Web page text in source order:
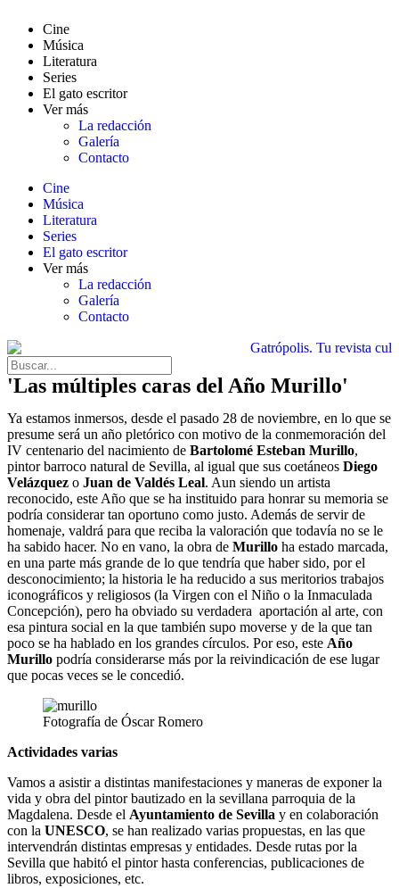
Cine
Música
Literatura
Series
El gato escritor
Ver más
La redacción
Galería
Contacto
Cine
Música
Literatura
Series
El gato escritor
Ver más
La redacción
Galería
Contacto
'Las múltiples caras del Año Murillo'
Ya estamos inmersos, desde el pasado 28 de noviembre, en lo que se
presume será un año pletórico con motivo de la conmemoración del
IV centenario del nacimiento de Bartolomé Esteban Murillo,
pintor barroco natural de Sevilla, al igual que sus coetáneos Diego
Velázquez o Juan de Valdés Leal. Aun siendo un artista
reconocido, este Año que se ha instituido para honrar su memoria se
podría considerar tan oportuno como justo. Además de servir de
homenaje, valdrá para que reciba la valoración que todavía no se le
ha sabido hacer. No en vano, la obra de Murillo ha estado marcada,
en una parte más grande de lo que tendría que haber sido, por el
desconocimiento; la historia le ha reducido a sus meritorios trabajos
iconográficos y religiosos (la Virgen con el Niño o la Inmaculada
Concepción), pero ha obviado su verdadera aportación al arte, con
esa pintura social en la que también supo moverse y de la que tan
poco se ha hablado en los grandes círculos. Por eso, este Año
Murillo podría considerarse más por la reivindicación de ese lugar
que pocas veces se le concedió.
Fotografía de Óscar Romero
Actividades varias
Vamos a asistir a distintas manifestaciones y maneras de exponer la
vida y obra del pintor bautizado en la sevillana parroquia de la
Magdalena. Desde el Ayuntamiento de Sevilla y en colaboración
con la UNESCO, se han realizado varias propuestas, en las que
intervendrán distintas empresas y entidades. Desde rutas por la
Sevilla que habitó el pintor hasta conferencias, publicaciones de
libros, exposiciones, etc.